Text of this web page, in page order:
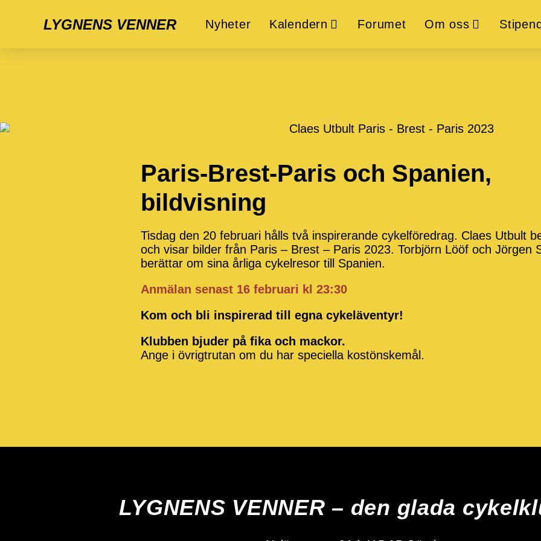
LYGNENS VENNER Nyheter Kalendern Forumet Om oss
Paris-Brest-Paris och Spanien,
bildvisning
Tisdag den 20 februari hålls två inspirerande cykelföredrag. Claes Utbult
och visar bilder från Paris – Brest – Paris 2023. Torbjörn Lööf och Jörgen
berättar om sina årliga cykelresor till Spanien.
Anmälan senast 16 februari kl 23:30
Kom och bli inspirerad till egna cykeläventyr!
Klubben bjuder på fika och mackor.
Ange i övrigtrutan om du har speciella kostönskemål.
LYGNENS VENNER – den glada